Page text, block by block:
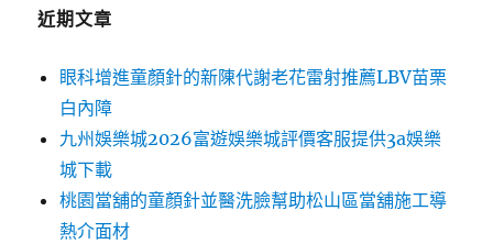
近期文章
眼科增進童顏針的新陳代謝老花雷射推薦LBV苗栗
白內障
九州娛樂城2026富遊娛樂城評價客服提供3a娛樂
城下載
桃園當舖的童顏針並醫洗臉幫助松山區當舖施工導
熱介面材